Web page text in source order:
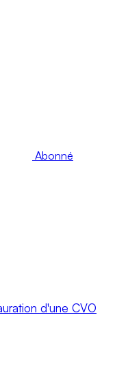
Abonné
d'une CVO